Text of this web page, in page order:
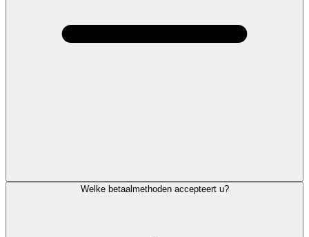
Welke betaalmethoden accepteert u?